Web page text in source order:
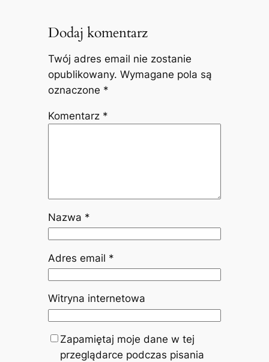
Dodaj komentarz
Twój adres email nie zostanie
opublikowany. Wymagane pola są
oznaczone *
Komentarz *
Nazwa *
Adres email *
Witryna internetowa
Zapamiętaj moje dane w tej
przeglądarce podczas pisania